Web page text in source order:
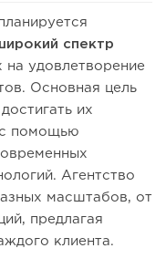
спектр
на удовлетворение
Основная цель
их
с помощью
Агентство
масштабов, от
предлагая
клиента.